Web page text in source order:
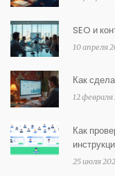
SEO и
10 апреля
Как
12 февраля
Как
25 июля